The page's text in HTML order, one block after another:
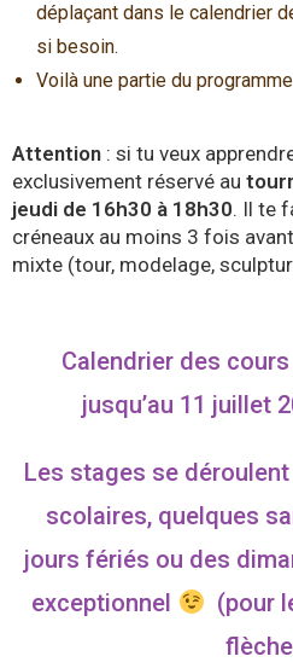
déplaçant dans le calendrier
si besoin.
Voilà une partie du
Attention : si tu veux
exclusivement réservé au
jeudi de 16h30 à 18h30. Il te
créneaux au moins 3 fois
mixte (tour, modelage,
Calendrier des
jusqu’au 11 juillet
Les stages se
scolaires, quelques
jours fériés ou des
exceptionnel
(pour